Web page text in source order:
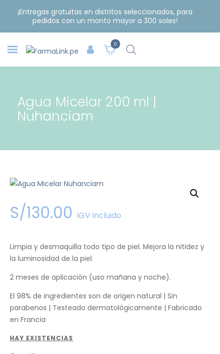
¡Entregas gratuitas en distritos seleccionados, para
pedidos con un monto mayor a 300 soles!
0
Agua Micelar 200 ml |
Nuhanciam
S/130.00 IGV incluido
Limpia y desmaquilla todo tipo de piel. Mejora la nitidez y
la luminosidad de la piel.
2 meses de aplicación (uso mañana y noche).
El 98% de ingredientes son de origen natural | Sin
parabenos | Testeado dermatológicamente | Fabricado
en Francia
HAY EXISTENCIAS